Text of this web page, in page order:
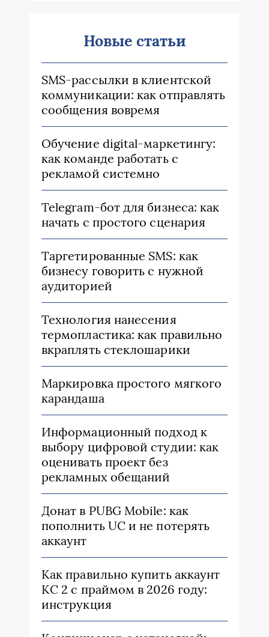
Новые статьи
SMS-рассылки в клиентской
коммуникации: как отправлять
сообщения вовремя
Обучение digital-маркетингу:
как команде работать с
рекламой системно
Telegram-бот для бизнеса: как
начать с простого сценария
Таргетированные SMS: как
бизнесу говорить с нужной
аудиторией
Технология нанесения
термопластика: как правильно
вкраплять стеклошарики
Маркировка простого мягкого
карандаша
Информационный подход к
выбору цифровой студии: как
оценивать проект без
рекламных обещаний
Донат в PUBG Mobile: как
пополнить UC и не потерять
аккаунт
Как правильно купить аккаунт
КС 2 с праймом в 2026 году:
инструкция